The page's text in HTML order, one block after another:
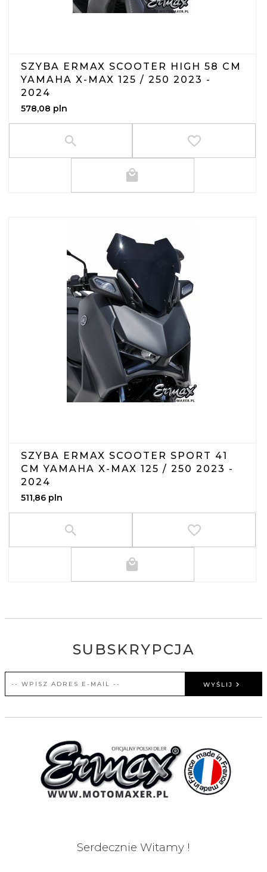
SZYBA ERMAX SCOOTER HIGH 58 CM
YAMAHA X-MAX 125 / 250 2023 -
2024
578,08 pln
SZYBA ERMAX SCOOTER SPORT 41
CM YAMAHA X-MAX 125 / 250 2023 -
2024
511,86 pln
SUBSKRYPCJA
WYŚLIJ
Serdecznie Witamy !